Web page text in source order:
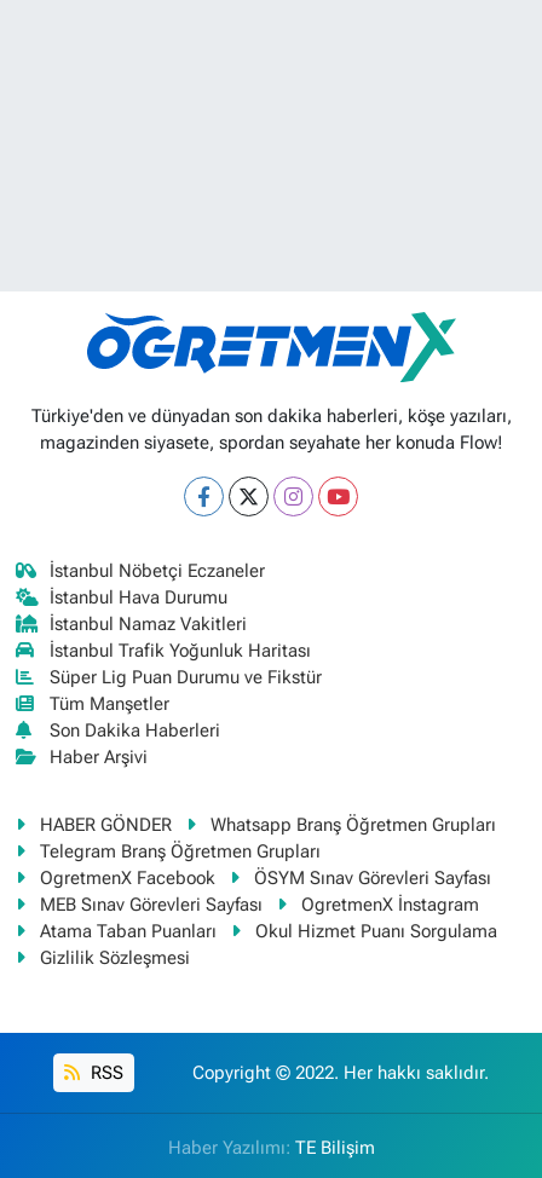
Türkiye'den ve dünyadan son dakika haberleri, köşe yazıları,
magazinden siyasete, spordan seyahate her konuda Flow!
İstanbul Nöbetçi Eczaneler
İstanbul Hava Durumu
İstanbul Namaz Vakitleri
İstanbul Trafik Yoğunluk Haritası
Süper Lig Puan Durumu ve Fikstür
Tüm Manşetler
Son Dakika Haberleri
Haber Arşivi
HABER GÖNDER
Whatsapp Branş Öğretmen Grupları
Telegram Branş Öğretmen Grupları
OgretmenX Facebook
ÖSYM Sınav Görevleri Sayfası
MEB Sınav Görevleri Sayfası
OgretmenX İnstagram
Atama Taban Puanları
Okul Hizmet Puanı Sorgulama
Gizlilik Sözleşmesi
RSS Copyright © 2022. Her hakkı saklıdır.
Haber Yazılımı: TE Bilişim